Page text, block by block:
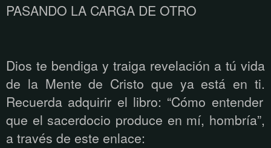
PASANDO LA CARGA DE OTRO
Dios te bendiga y traiga revelación a tú vida
de la Mente de Cristo que ya está en ti.
Recuerda adquirir el libro: “Cómo entender
que el sacerdocio produce en mí, hombría”,
a través de este enlace: